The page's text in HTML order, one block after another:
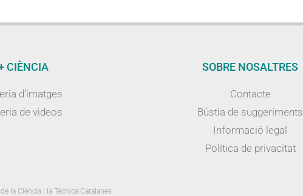
CIÈNCIA
d’imatges
de videos
SOBRE NOSALTRES
Contacte
Bústia de suggeriments
Informació legal
Política de privacitat
la Ciència i la Tècnica Catalanes